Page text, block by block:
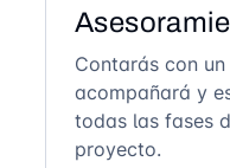
Contarás con
acompañará y
todas las fases
proyecto.